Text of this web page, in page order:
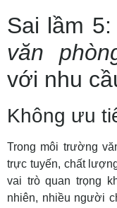
Sai lầm 5:
văn
với nhu
Không ưu
Trong môi trường
trực tuyến, chất
vai trò quan trọng
nhiên, nhiều người